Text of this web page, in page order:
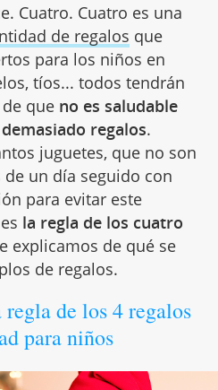
Cuatro. Cuatro es una
de regalos que
para los niños en
tíos... todos tendrán
que no es saludable
regalos.
juguetes, que no son
de un día seguido con
para evitar este
la regla de los cuatro
explicamos de qué se
de regalos.
de los 4 regalos
para niños